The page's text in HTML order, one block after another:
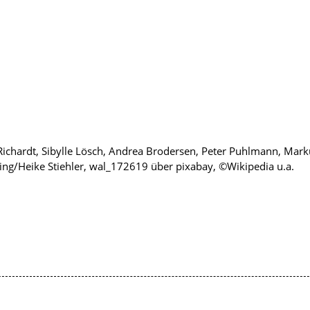
Sibylle Lösch, Andrea Brodersen, Peter Puhlmann,
Heike Stiehler, wal_172619 über pixabay, ©Wikipedia u.a.